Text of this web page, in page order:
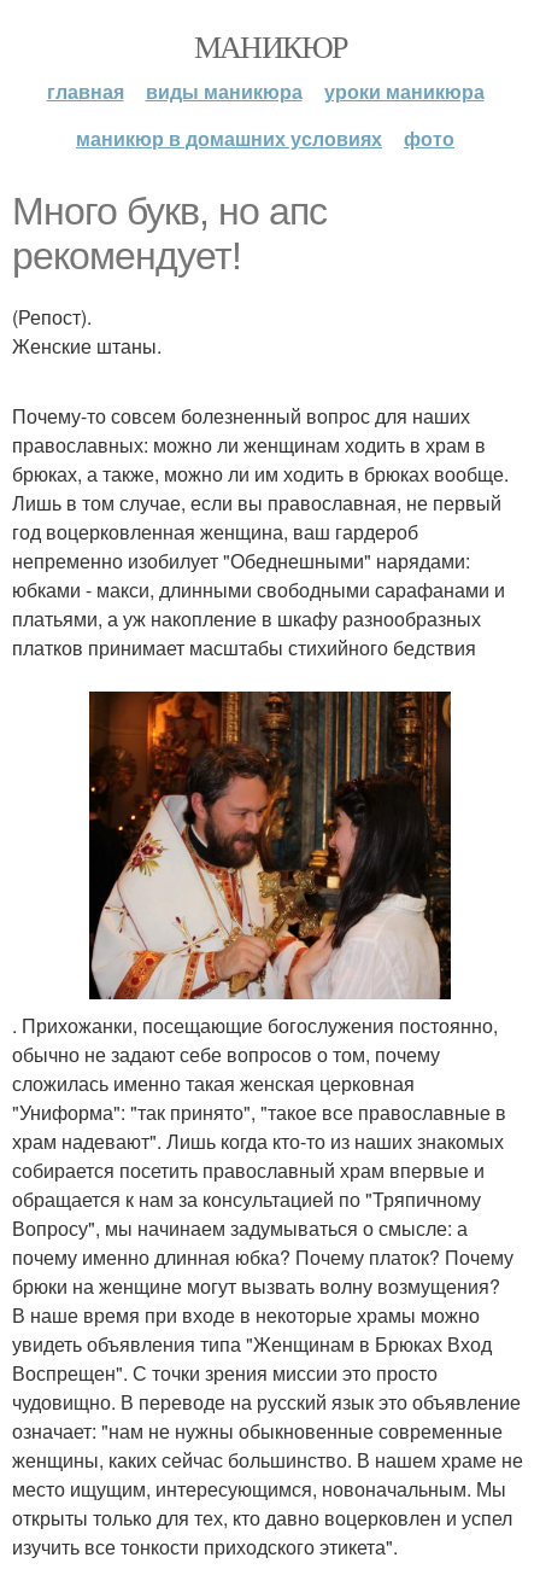
МАНИКЮР
главная виды маникюра
уроки маникюра
маникюр в домашних условиях
фото
Много букв, но апс
рекомендует!
(Репост).
Женские штаны.
Почему-то совсем болезненный вопрос для наших
православных: можно ли женщинам ходить в храм в
брюках, а также, можно ли им ходить в брюках вообще.
Лишь в том случае, если вы православная, не первый
год воцерковленная женщина, ваш гардероб
непременно изобилует "Обеднешными" нарядами:
юбками - макси, длинными свободными сарафанами и
платьями, а уж накопление в шкафу разнообразных
платков принимает масштабы стихийного бедствия
. Прихожанки, посещающие богослужения постоянно,
обычно не задают себе вопросов о том, почему
сложилась именно такая женская церковная
"Униформа": "так принято", "такое все православные в
храм надевают". Лишь когда кто-то из наших знакомых
собирается посетить православный храм впервые и
обращается к нам за консультацией по "Тряпичному
Вопросу", мы начинаем задумываться о смысле: а
почему именно длинная юбка? Почему платок? Почему
брюки на женщине могут вызвать волну возмущения?
В наше время при входе в некоторые храмы можно
увидеть объявления типа "Женщинам в Брюках Вход
Воспрещен". С точки зрения миссии это просто
чудовищно. В переводе на русский язык это объявление
означает: "нам не нужны обыкновенные современные
женщины, каких сейчас большинство. В нашем храме не
место ищущим, интересующимся, новоначальным. Мы
открыты только для тех, кто давно воцерковлен и успел
изучить все тонкости приходского этикета".